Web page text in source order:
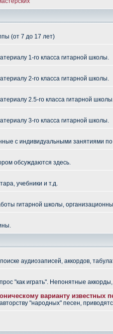
(от 7 до 17 лет)
1-го класса гитарной школы.
2-го класса гитарной школы.
2.5-го класса гитарной
3-го класса гитарной школы.
с индивидуальными занятиями по
обсуждаются здесь.
учебники и т.д.
гитарной школы,
аудиозаписей, аккордов,
"как играть". Непонятные
варианту известных
"народных" песен,